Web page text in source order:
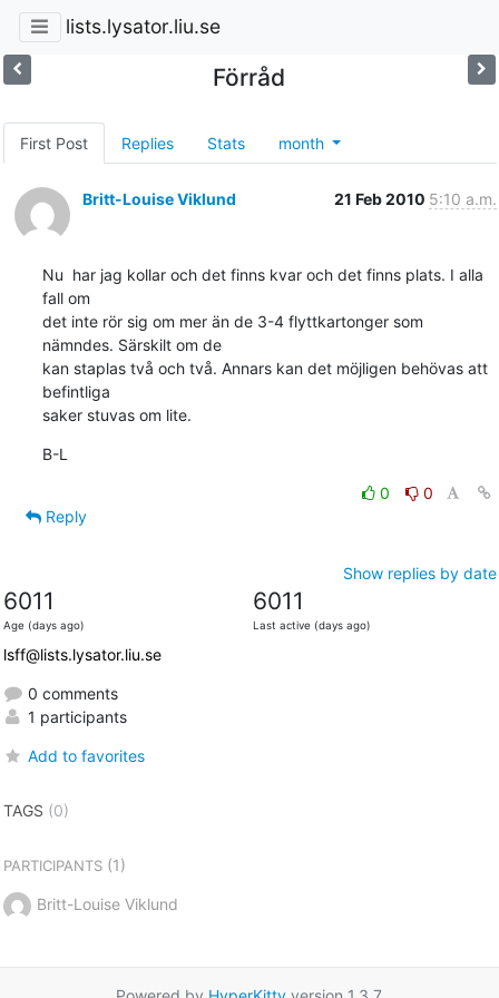
lists.lysator.liu.se
Förråd
First Post Replies Stats month
Britt-Louise Viklund 21 Feb 2010 5:10 a.m.
Nu  har jag kollar och det finns kvar och det finns plats. I alla
fall om
det inte rör sig om mer än de 3-4 flyttkartonger som
nämndes. Särskilt om de
kan staplas två och två. Annars kan det möjligen behövas att
befintliga
saker stuvas om lite.
B-L
0
0
Reply
Show replies by date
6011
Age (days ago)
6011
Last active (days ago)
lsff@lists.lysator.liu.se
0 comments
1 participants
Add to favorites
TAGS (0)
PARTICIPANTS(1)
Britt-Louise Viklund